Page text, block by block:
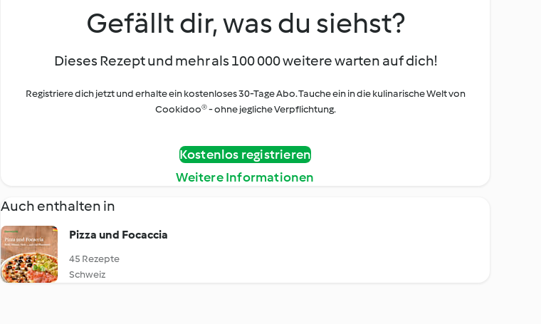
Gefällt dir, was du siehst?
Dieses Rezept und mehr als 100 000 weitere warten auf dich!
Registriere dich jetzt und erhalte ein kostenloses 30-Tage Abo. Tauche ein in die kulinarische Welt von
Cookidoo® - ohne jegliche Verpflichtung.
Kostenlos registrieren
Weitere Informationen
Auch enthalten in
Pizza und Focaccia
45 Rezepte
Schweiz